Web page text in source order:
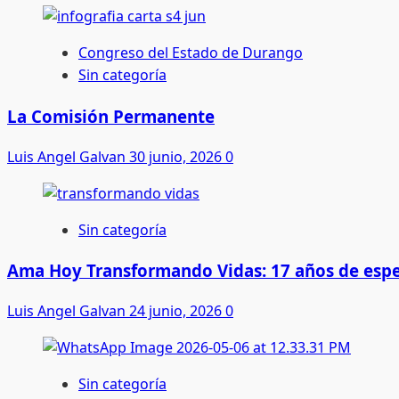
Congreso del Estado de Durango
Sin categoría
La Comisión Permanente
Luis Angel Galvan 30 junio, 20260
Sin categoría
Ama Hoy Transformando Vidas: 17 años de
Luis Angel Galvan 24 junio, 20260
Sin categoría